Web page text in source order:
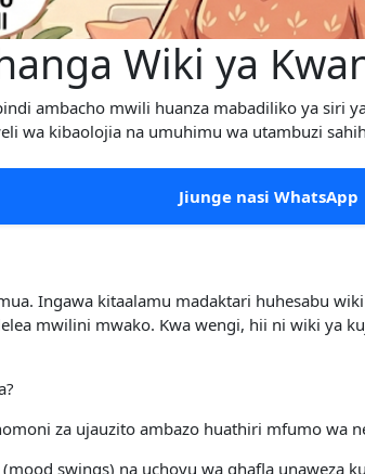
Wiki ya
ambacho mwili huanza mabadiliko ya siri
wa kibaolojia na umuhimu wa utambuzi
Jiunge nasi WhatsApp
Ingawa kitaalamu madaktari huhesabu
mwilini mwako. Kwa wengi, hii ni wiki ya
za ujauzito ambazo huathiri mfumo wa
swings) na uchovu wa ghafla unaweza